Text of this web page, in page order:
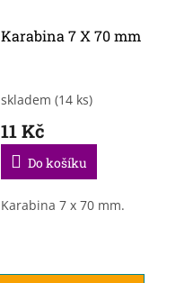
Karabina 7 X 70 mm
skladem (14 ks)
11 Kč
Do košíku
Karabina 7 x 70 mm.